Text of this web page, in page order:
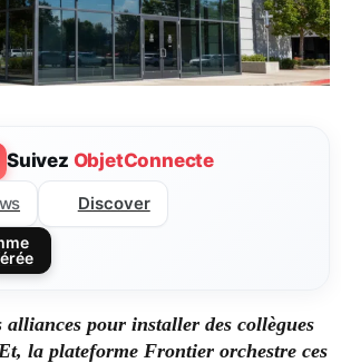
Suivez ObjetConnecte
Discover
alliances pour installer des collègues
la plateforme Frontier orchestre ces